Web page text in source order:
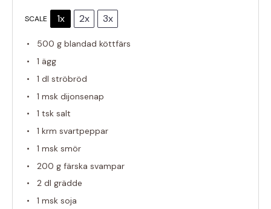
SCALE 1x 2x 3x
500 g blandad köttfärs
1 ägg
1 dl ströbröd
1 msk dijonsenap
1 tsk salt
1 krm svartpeppar
1 msk smör
200 g färska svampar
2 dl grädde
1 msk soja